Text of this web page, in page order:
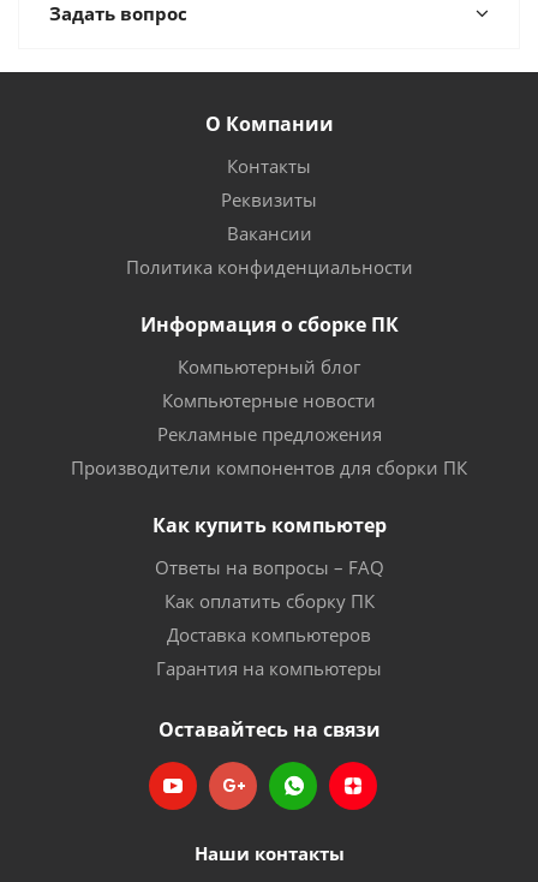
Задать вопрос
О Компании
Контакты
Реквизиты
Вакансии
Политика конфиденциальности
Информация о сборке ПК
Компьютерный блог
Компьютерные новости
Рекламные предложения
Производители компонентов для сборки ПК
Как купить компьютер
Ответы на вопросы – FAQ
Как оплатить сборку ПК
Доставка компьютеров
Гарантия на компьютеры
Оставайтесь на связи
Наши контакты